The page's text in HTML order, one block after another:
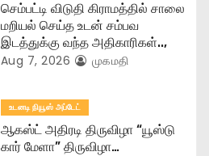
செம்பட்டி விடுதி கிராமத்தில் சாலை
மறியல் செய்த உடன் சம்பவ
இடத்துக்கு வந்த அதிகாரிகள்..,
Aug 7, 2026 முகமதி
உடனடி நியூஸ் அப்டேட்
ஆகஸ்ட் அதிரடி திருவிழா “யூஸ்டு
கார் மேளா” திருவிழா…